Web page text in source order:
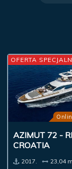
AZIMUT 72 -
CROATIA
2017.
23,04
OFERTA